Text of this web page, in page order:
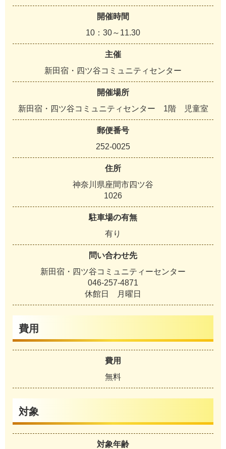
開催時間
10：30～11.30
主催
新田宿・四ツ谷コミュニティセンター
開催場所
新田宿・四ツ谷コミュニティセンター 1階 児童室
郵便番号
252-0025
住所
神奈川県座間市四ツ谷
1026
駐車場の有無
有り
問い合わせ先
新田宿・四ツ谷コミュニティーセンター
046-257-4871
休館日 月曜日
費用
費用
無料
対象
対象年齢